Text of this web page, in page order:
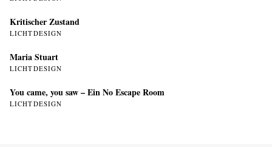
Kritischer Zustand
LICHTDESIGN
Maria Stuart
LICHTDESIGN
You came, you saw – Ein No Escape Room
LICHTDESIGN